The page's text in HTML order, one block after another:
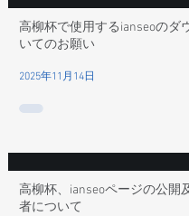
高柳杯で使用するianseoのダ
いてのお願い
2025年11月14日
高柳杯、ianseoページの公開
者について